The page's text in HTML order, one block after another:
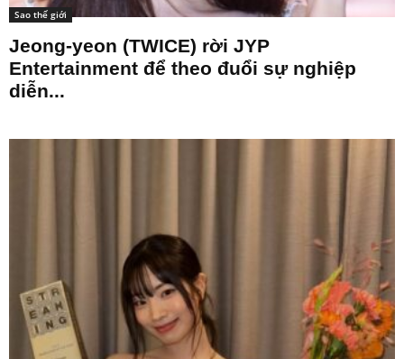
Sao thế giới
Jeong-yeon (TWICE) rời JYP
Entertainment để theo đuổi sự nghiệp
diễn...